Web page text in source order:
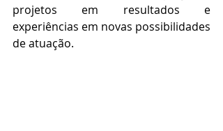
projetos em resultados e
experiências em novas possibilidades
de atuação.